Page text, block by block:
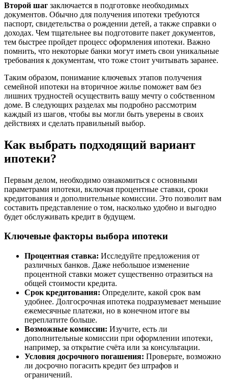
Второй шаг заключается в подготовке необходимых
документов. Обычно для получения ипотеки требуются
паспорт, свидетельства о рождении детей, а также справки о
доходах. Чем тщательнее вы подготовите пакет документов,
тем быстрее пройдет процесс оформления ипотеки. Важно
помнить, что некоторые банки могут иметь свои уникальные
требования к документам, что тоже стоит учитывать заранее.
Таким образом, понимание ключевых этапов получения
семейной ипотеки на вторичное жилье поможет вам без
лишних трудностей осуществить вашу мечту о собственном
доме. В следующих разделах мы подробно рассмотрим
каждый из шагов, чтобы вы могли быть уверены в своих
действиях и сделать правильный выбор.
Как выбрать подходящий вариант
ипотеки?
Первым делом, необходимо ознакомиться с основными
параметрами ипотеки, включая процентные ставки, сроки
кредитования и дополнительные комиссии. Это позволит вам
составить представление о том, насколько удобно и выгодно
будет обслуживать кредит в будущем.
Ключевые факторы выбора ипотеки
Процентная ставка: Исследуйте предложения от
различных банков. Даже небольшое изменение
процентной ставки может существенно отразиться на
общей стоимости кредита.
Срок кредитования: Определите, какой срок вам
удобнее. Долгосрочная ипотека подразумевает меньшие
ежемесячные платежи, но в конечном итоге вы
переплатите больше.
Возможные комиссии: Изучите, есть ли
дополнительные комиссии при оформлении ипотеки,
например, за открытие счёта или за консультации.
Условия досрочного погашения: Проверьте, возможно
ли досрочно погасить кредит без штрафов и
ограничений.